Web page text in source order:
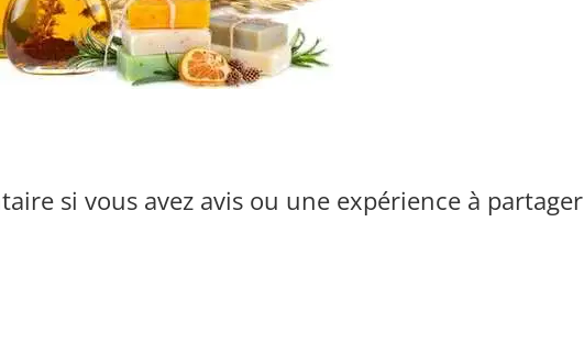
si vous avez avis ou une expérience à partager